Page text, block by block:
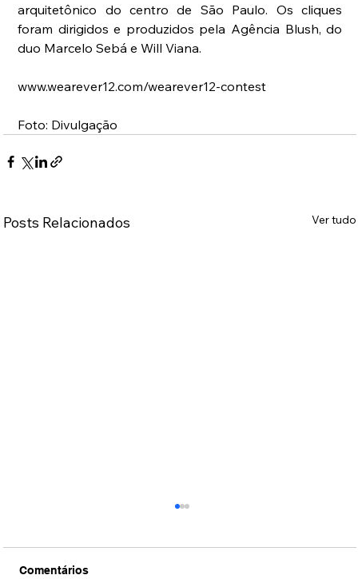
arquitetônico do centro de São Paulo. Os cliques
foram dirigidos e produzidos pela Agência Blush, do
duo Marcelo Sebá e Will Viana.
www.wearever12.com/wearever12-contest
Foto: Divulgação
Posts Relacionados Ver tudo
Comentários